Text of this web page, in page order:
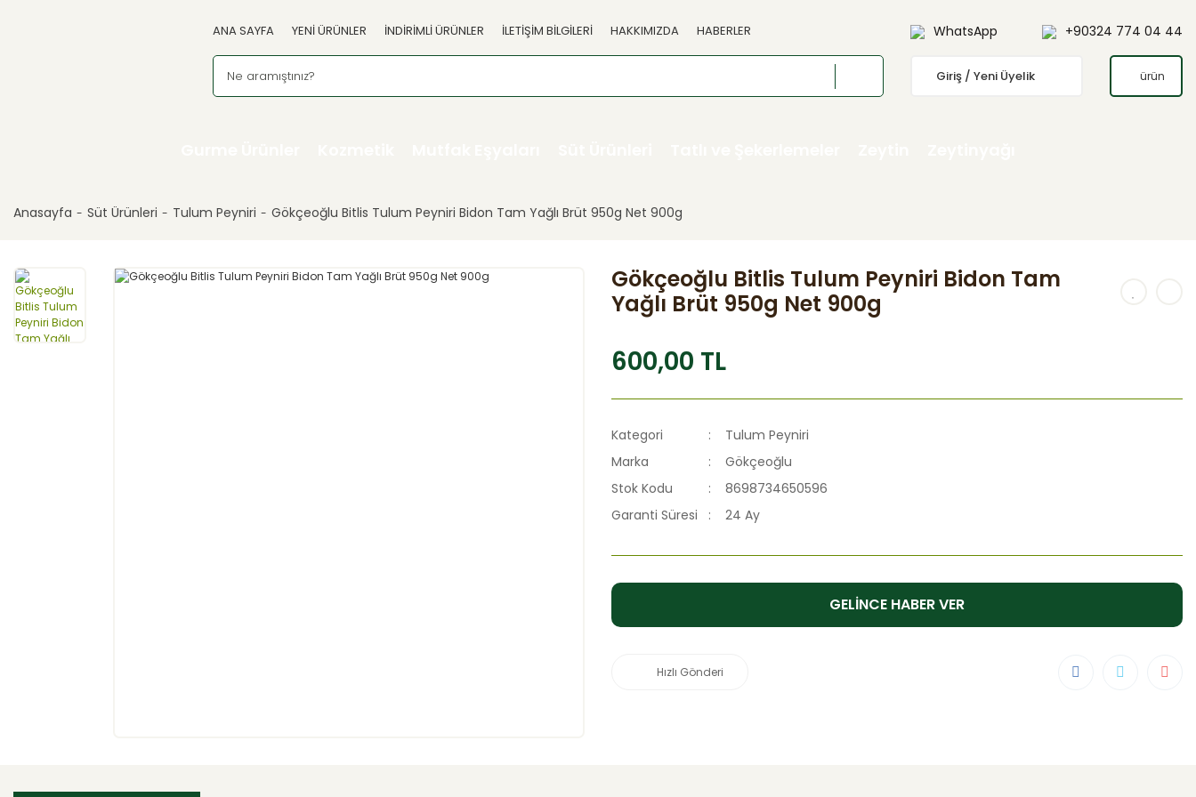
ANA SAYFA YENİ ÜRÜNLER İNDİRİMLİ ÜRÜNLER İLETİŞİM BİLGİLERİ HAKKIMIZDA HABERLER WhatsApp +90324 774 04 44
Giriş / Yeni Üyelik ürün
Anasayfa Süt Ürünleri Tulum Peyniri Gökçeoğlu Bitlis Tulum Peyniri Bidon Tam Yağlı Brüt 950g Net 900g
Gökçeoğlu Bitlis Tulum Peyniri Bidon Tam
Yağlı Brüt 950g Net 900g
600,00 TL
Kategori
Tulum Peyniri
Marka
Gökçeoğlu
Stok Kodu
8698734650596
Garanti Süresi
24 Ay
GELİNCE HABER VER
Hızlı Gönderi